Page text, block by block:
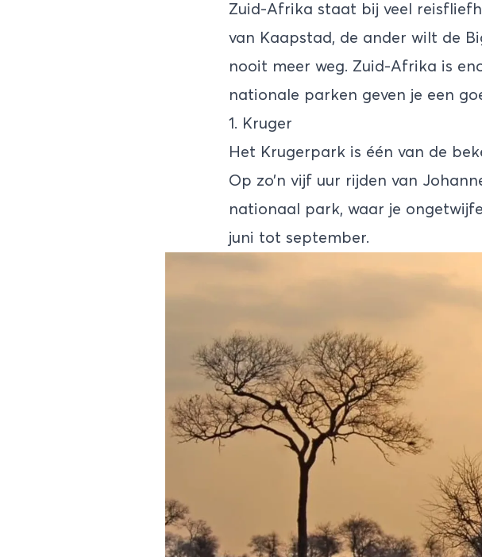
Zuid-Afrika staat bij veel
van Kaapstad, de ander wilt de
nooit meer weg. Zuid-Afrika is
nationale parken geven je een
1. Kruger
Het Krugerpark is één van de
Op zo’n vijf uur rijden van
nationaal park, waar je
juni tot september.